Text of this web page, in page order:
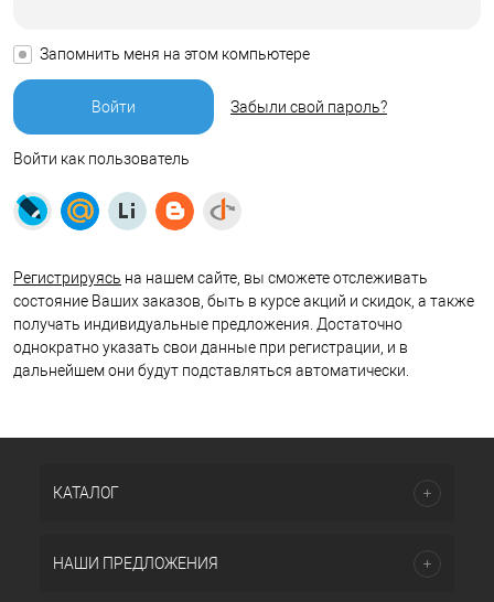
Запомнить меня на этом компьютере
Забыли свой пароль?
Войти как пользователь
Регистрируясь на нашем сайте, вы сможете отслеживать
состояние Ваших заказов, быть в курсе акций и скидок, а также
получать индивидуальные предложения. Достаточно
однократно указать свои данные при регистрации, и в
дальнейшем они будут подставляться автоматически.
КАТАЛОГ
НАШИ ПРЕДЛОЖЕНИЯ